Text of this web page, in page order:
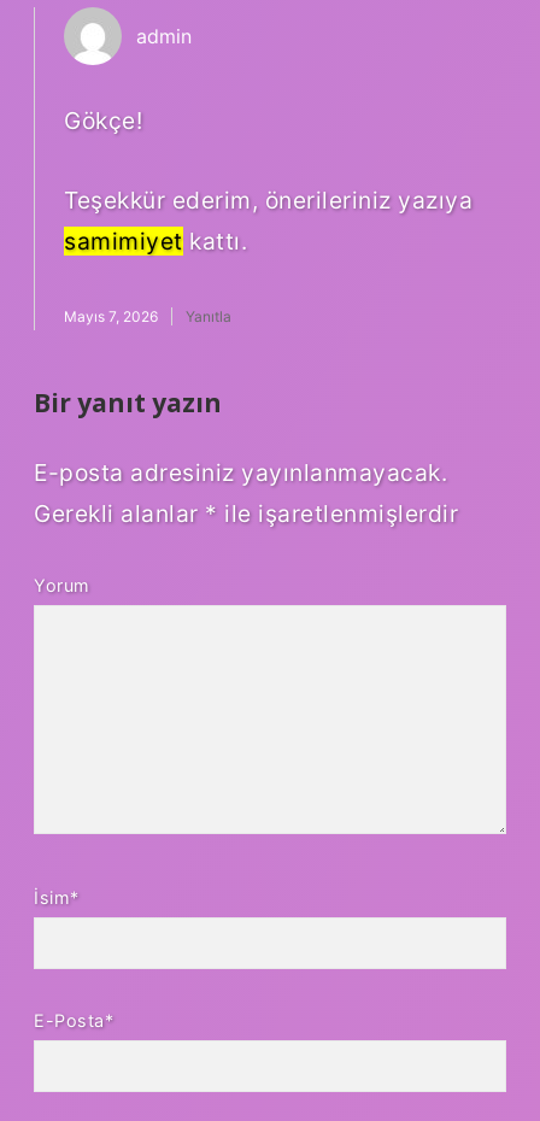
admin
Gökçe!
Teşekkür ederim, önerileriniz yazıya
samimiyet kattı.
Mayıs 7, 2026 Yanıtla
Bir yanıt yazın
E-posta adresiniz yayınlanmayacak.
Gerekli alanlar * ile işaretlenmişlerdir
Yorum
İsim*
E-Posta*